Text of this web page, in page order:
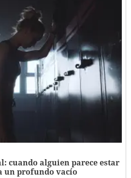
cuando alguien parece estar
un profundo vacío